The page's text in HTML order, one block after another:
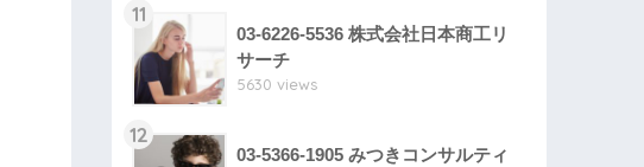
11
03-6226-5536 株式会社日本商工リ
サーチ
5630 views
12
03-5366-1905 みつきコンサルティ